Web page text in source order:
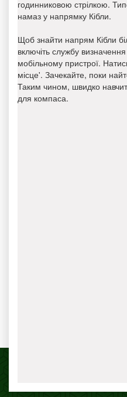
годинниковою стрілкою.
намаз у напрямку Кібли.
Щоб знайти напрям Кібли
включіть службу
мобільному пристрої.
місце'. Зачекайте, поки
Таким чином, швидко
для компаса.